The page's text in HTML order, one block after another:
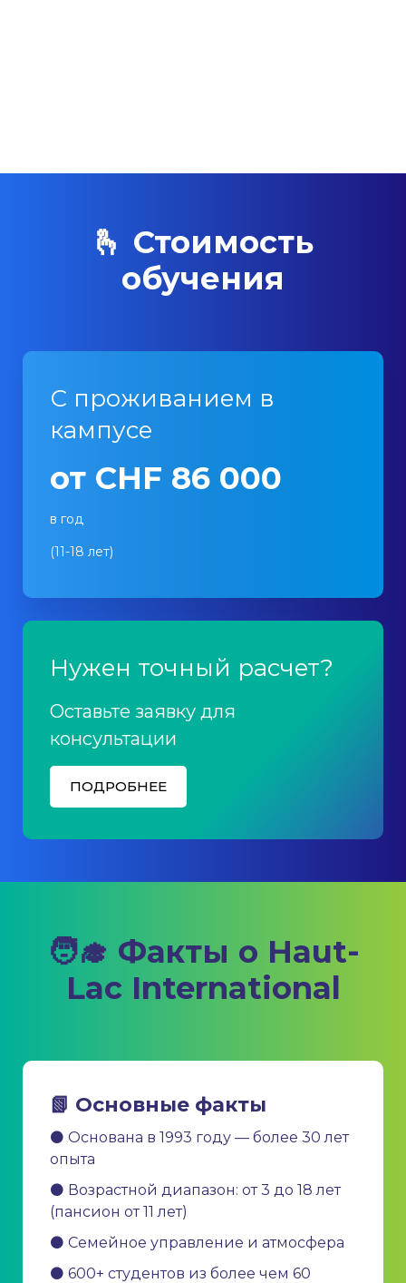
🫰 Стоимость
обучения
С проживанием в
кампусе
от CHF 86 000
в год
(11-18 лет)
Нужен точный расчет?
Оставьте заявку для
консультации
ПОДРОБНЕЕ
🧑‍🎓 Факты о Haut-
Lac International
📗 Основные факты
⚫ Основана в 1993 году — более 30 лет
опыта
⚫ Возрастной диапазон: от 3 до 18 лет
(пансион от 11 лет)
⚫ Семейное управление и атмосфера
⚫ 600+ студентов из более чем 60